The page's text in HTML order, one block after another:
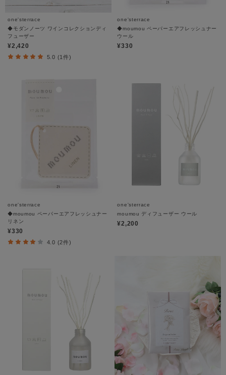
one'sterrace
◆モダンノーツ ワインコレクションディ
フューザー
¥2,420
5.0 (1件)
one'sterrace
◆moumou ペーパーエアフレッシュナー
ウール
¥330
one'sterrace
◆moumou ペーパーエアフレッシュナー
リネン
¥330
4.0 (2件)
one'sterrace
moumou ディフューザー ウール
¥2,200